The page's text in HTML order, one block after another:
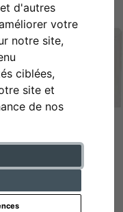
d'autres
votre
notre site,
ciblées,
site et
de nos